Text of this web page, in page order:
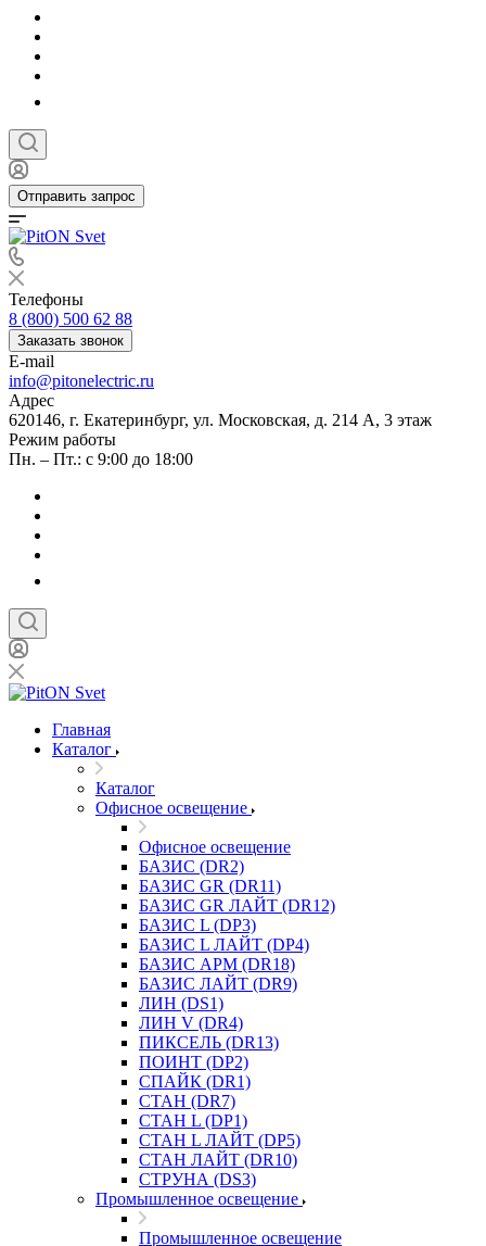
Отправить запрос
Телефоны
8 (800) 500 62 88
Заказать звонок
E-mail
info@pitonelectric.ru
Адрес
620146, г. Екатеринбург, ул. Московская, д. 214 А, 3 этаж
Режим работы
Пн. – Пт.: с 9:00 до 18:00
Главная
Каталог
Каталог
Офисное освещение
Офисное освещение
БАЗИС (DR2)
БАЗИС GR (DR11)
БАЗИС GR ЛАЙТ (DR12)
БАЗИС L (DP3)
БАЗИС L ЛАЙТ (DP4)
БАЗИС АРМ (DR18)
БАЗИС ЛАЙТ (DR9)
ЛИН (DS1)
ЛИН V (DR4)
ПИКСЕЛЬ (DR13)
ПОИНТ (DP2)
СПАЙК (DR1)
СТАН (DR7)
СТАН L (DP1)
СТАН L ЛАЙТ (DP5)
СТАН ЛАЙТ (DR10)
СТРУНА (DS3)
Промышленное освещение
Промышленное освещение